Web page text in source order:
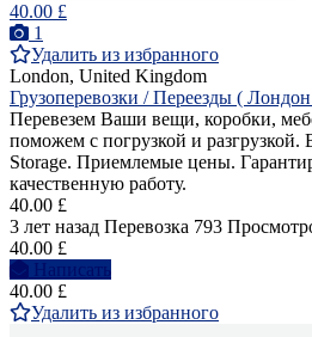
40.00 £
1
Удалить из избранного
London, United Kingdom
Грузоперевозки / Переезды (
Перевезем Ваши вещи, коробки,
поможем с погрузкой и разгрузкой.
Storage. Приемлемые цены.
качественную работу.
40.00 £
3 лет назад Перевозка 793
40.00 £
Написать
40.00 £
Удалить из избранного